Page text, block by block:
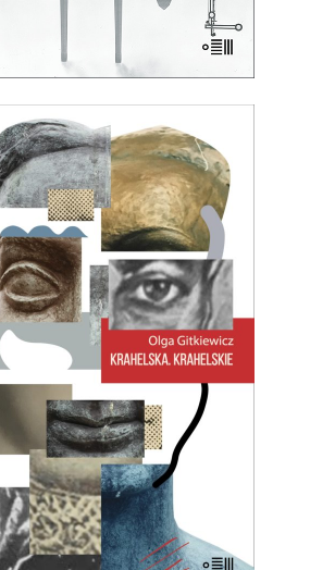
KRAHELSKA.
KRAHELSKIE
Wanda, Krystyna. Trzy kobiety,
nazwisko. Legendarna
pracy, zamachowczyni z
domu, warszawska Syrenka.
je mylono, jeden życiorys
na trzy albo – częściej –
trzy zlepiano w jeden…
42.00zł 21.00zł
E-BOOK DO KOSZYKA